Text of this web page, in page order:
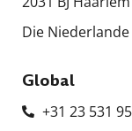
Die Niederlande
Global
+31 23 531